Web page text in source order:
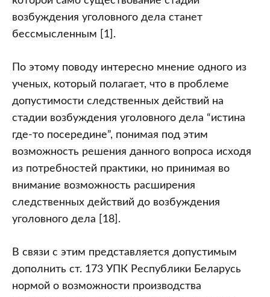
возбуждения уголовного дела станет
бессмысленным [1].
По этому поводу интересно мнение одного из
ученых, который полагает, что в проблеме
допустимости следственных действий на
стадии возбуждения уголовного дела “истина
где-то посередине”, понимая под этим
возможность решения данного вопроса исходя
из потребностей практики, но принимая во
внимание возможность расширения
следственных действий до возбуждения
уголовного дела [18].
В связи с этим представляется допустимым
дополнить ст. 173 УПК Республики Беларусь
нормой о возможности производства